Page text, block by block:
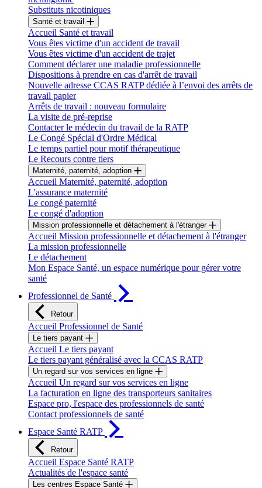
Substituts nicotiniques
Santé et travail
Accueil Santé et travail
Vous êtes victime d'un accident de travail
Vous êtes victime d'un accident de trajet
Comment déclarer une maladie professionnelle
Dispositions à prendre en cas d'arrêt de travail
Nouvelle adresse CCAS RATP dédiée à l’envoi des arrêts de
travail papier
Arrêts de travail : nouveau formulaire
La visite de pré-reprise
Contacter le médecin du travail de la RATP
Le Congé Spécial d'Ordre Médical
Le temps partiel pour motif thérapeutique
Le Recours contre tiers
Maternité, paternité, adoption
Accueil Maternité, paternité, adoption
L'assurance maternité
Le congé paternité
Le congé d'adoption
Mission professionnelle et détachement à l'étranger
Accueil Mission professionnelle et détachement à l'étranger
La mission professionnelle
Le détachement
Mon Espace Santé, un espace numérique pour gérer votre
santé
Professionnel de Santé
Retour
Accueil Professionnel de Santé
Le tiers payant
Accueil Le tiers payant
Le tiers payant généralisé avec la CCAS RATP
Un regard sur vos services en ligne
Accueil Un regard sur vos services en ligne
La facturation en ligne des transporteurs sanitaires
Espace pro, l'espace des professionnels de santé
Contact professionnels de santé
Espace Santé RATP
Retour
Accueil Espace Santé RATP
Actualités de l'espace santé
Les centres Espace Santé